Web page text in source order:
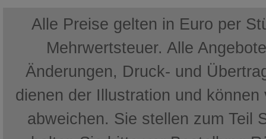
Alle Preise gelten in Euro per
Mehrwertsteuer. Alle
Änderungen, Druck- und
dienen der Illustration und
abweichen. Sie stellen zum Teil